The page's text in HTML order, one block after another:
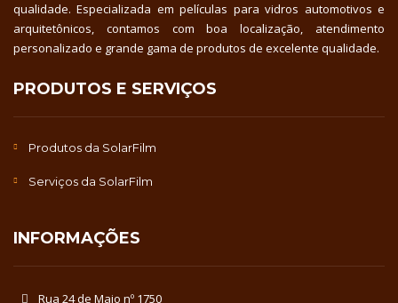
qualidade. Especializada em películas para vidros automotivos e
arquitetônicos, contamos com boa localização, atendimento
personalizado e grande gama de produtos de excelente qualidade.
PRODUTOS E SERVIÇOS
Produtos da SolarFilm
Serviços da SolarFilm
INFORMAÇÕES
Rua 24 de Maio nº 1750